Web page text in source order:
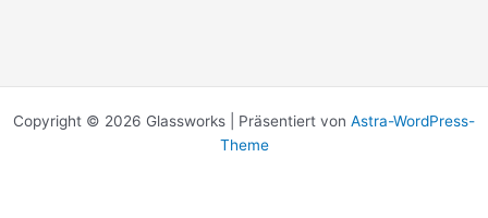
Copyright © 2026 Glassworks | Präsentiert von Astra-WordPress-
Theme